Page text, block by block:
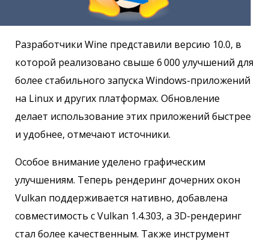
Разработчики Wine представили версию 10.0, в
которой реализовано свыше 6 000 улучшений для
более стабильного запуска Windows-приложений
на Linux и других платформах. Обновление
делает использование этих приложений быстрее
и удобнее, отмечают источники.
Особое внимание уделено графическим
улучшениям. Теперь рендеринг дочерних окон
Vulkan поддерживается нативно, добавлена
совместимость с Vulkan 1.4.303, а 3D-рендеринг
стал более качественным. Также инструмент